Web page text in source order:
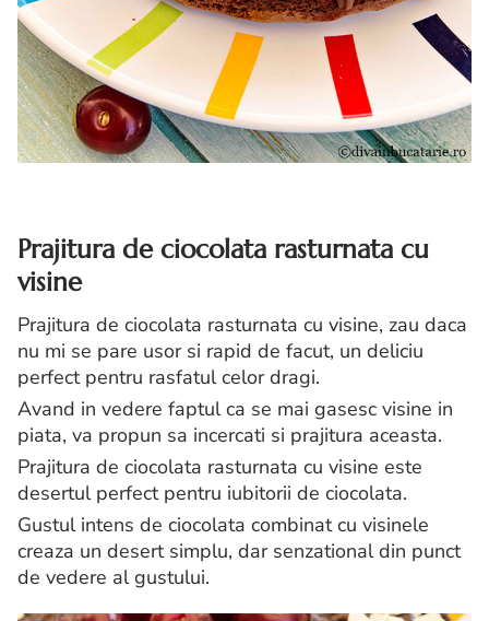
Prajitura de ciocolata rasturnata cu
visine
Prajitura de ciocolata rasturnata cu visine, zau daca
nu mi se pare usor si rapid de facut, un deliciu
perfect pentru rasfatul celor dragi.
Avand in vedere faptul ca se mai gasesc visine in
piata, va propun sa incercati si prajitura aceasta.
Prajitura de ciocolata rasturnata cu visine este
desertul perfect pentru iubitorii de ciocolata.
Gustul intens de ciocolata combinat cu visinele
creaza un desert simplu, dar senzational din punct
de vedere al gustului.